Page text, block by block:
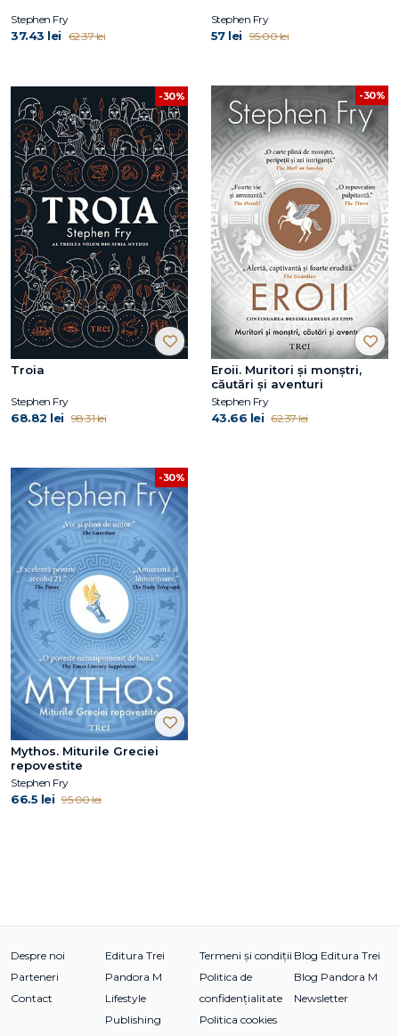
Stephen Fry
37.43 lei 62.37 lei
Stephen Fry
57 lei 95.00 lei
-30%
Troia
Stephen Fry
68.82 lei 98.31 lei
-30%
Eroii. Muritori şi monştri,
căutări şi aventuri
Stephen Fry
43.66 lei 62.37 lei
-30%
Mythos. Miturile Greciei
repovestite
Stephen Fry
66.5 lei 95.00 lei
Despre noi
Parteneri
Contact
Editura Trei
Pandora M
Lifestyle
Publishing
Termeni și condiții
Politica de
confidențialitate
Politica cookies
Blog Editura Trei
Blog Pandora M
Newsletter